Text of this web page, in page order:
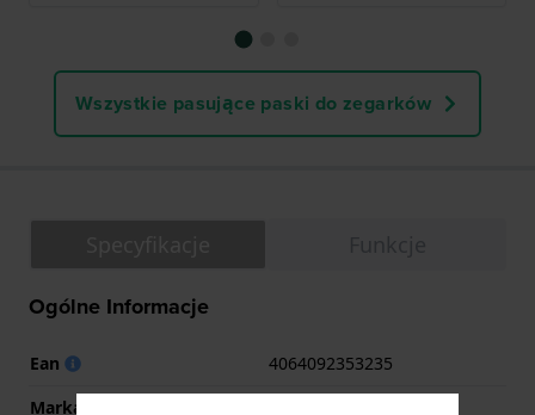
Wszystkie pasujące paski do zegarków
Ogólne Informacje
Ean
4064092353235
Marka